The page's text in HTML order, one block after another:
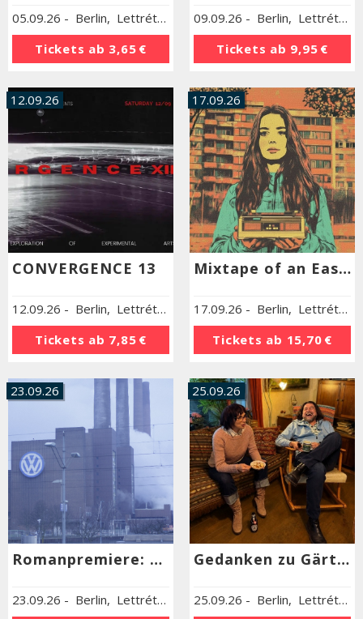
05.09.26 - Berlin, Lettrétage in der Veteranenstr.
Tickets ab 3,65 €
09.09.26 - Berlin, Lettrétage in der Veteranenstr.
Tickets ab 9,95 €
12.09.26
CONVERGENCE 13
12.09.26 - Berlin, Lettrétage in der Veteranenstr.
Tickets ab 7,85 €
17.09.26
Mixtape of an Eastern Girl
17.09.26 - Berlin, Lettrétage in der Veteranenstr.
Tickets ab 15,70 €
23.09.26
Romanpremiere: Felix Geiser, „Werkstadt“
23.09.26 - Berlin, Lettrétage in der Veteranenstr.
25.09.26
Gedanken zu Gärten, sehr weit links
25.09.26 - Berlin, Lettrétage in der Veteranenstr.